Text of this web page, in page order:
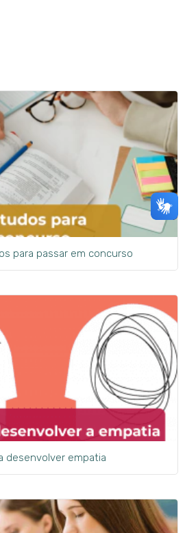
para passar em concurso
desenvolver empatia